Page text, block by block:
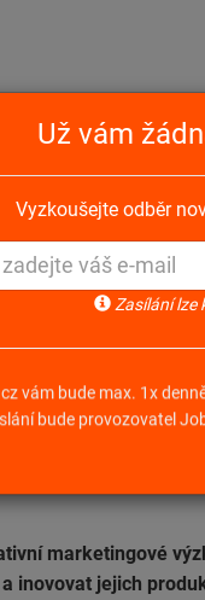
marketingového výzkumu
dovolená
marketingové
inovovat jejich
Už vám
Vyzkoušejte odběr
Zasílání lze
vám bude max. 1x
bude provozovatel